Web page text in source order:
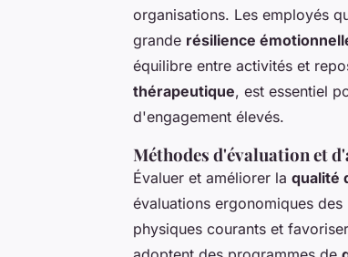
organisations. Les employés
grande résilience
équilibre entre activités et
thérapeutique, est essentiel
d'engagement élevés.
Méthodes d'évaluation et
Évaluer et améliorer la qualité
évaluations ergonomiques
physiques courants et